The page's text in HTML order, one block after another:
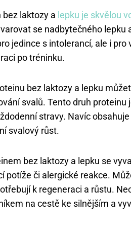
bez laktozy a lepku je skvělou
se nadbytečného lepku
jedince s intolerancí, ale i
po tréninku.
bez laktozy a lepku
svalů. Tento druh
stravy. Navíc
svalový růst.
bez laktozy a lepku se
potíže či alergické reakce.
k regeneraci a růstu.
na cestě ke silnějším a